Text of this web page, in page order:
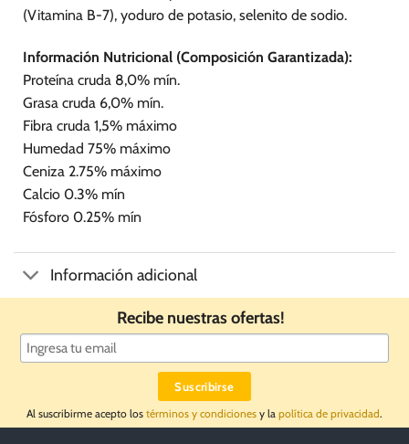
(Vitamina B-7), yoduro de potasio, selenito de sodio.
Información Nutricional (Composición Garantizada):
Proteína cruda 8,0% mín.
Grasa cruda 6,0% mín.
Fibra cruda 1,5% máximo
Humedad 75% máximo
Ceniza 2.75% máximo
Calcio 0.3% mín
Fósforo 0.25% mín
Información adicional
Recibe nuestras ofertas!
Al suscribirme acepto los términos y condiciones y la política de privacidad.